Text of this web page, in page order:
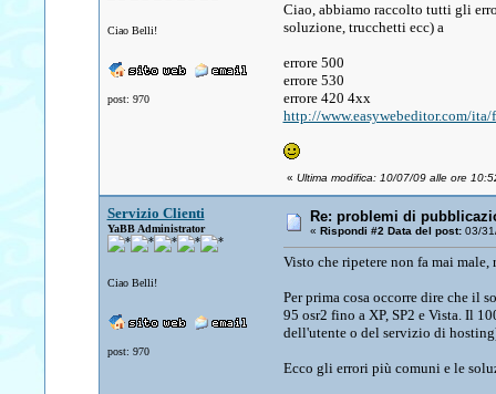
Ciao Belli!
post: 970
Ciao, abbiamo raccolto tutti gli
soluzione, trucchetti ecc) a
errore 500
errore 530
errore 420 4xx
http://www.easywebeditor.com/ita/
« Ultima modifica: 10/07/09 alle ore
Servizio Clienti
YaBB Administrator
Ciao Belli!
post: 970
Re: problemi di
« Rispondi #2 Data del post:03/
Visto che ripetere non fa mai
Per prima cosa occorre dire che il
95 osr2 fino a XP, SP2 e Vista. Il
dell'utente o del servizio di
Ecco gli errori più comuni e le